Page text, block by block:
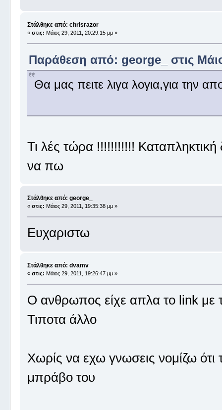
Στάλθηκε από: chrisrazor
« στις: Μάιος 29, 2011, 20:29:15 μμ »
Παράθεση από: george_ στις
Θα μας πειτε λιγα λογια,για την
Τι λές τώρα !!!!!!!!!!! Καταπληκτική
να πω
Στάλθηκε από: george_
« στις: Μάιος 29, 2011, 19:35:38 μμ »
Ευχαριστω
Στάλθηκε από: dvamv
« στις: Μάιος 29, 2011, 19:26:47 μμ »
Ο ανθρωπος είχε απλα το link με
Τιποτα άλλο
Χωρίς να εχω γνωσεις νομίζω ότι
μπράβο του